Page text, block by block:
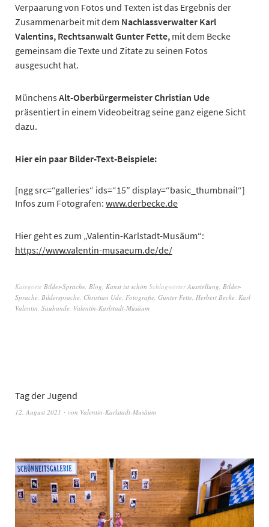
Verpaarung von Fotos und Texten ist das Ergebnis der
Zusammenarbeit mit dem Nachlassverwalter Karl
Valentins, Rechtsanwalt Gunter Fette, mit dem Becke
gemeinsam die Texte und Zitate zu seinen Fotos
ausgesucht hat.
MünchensAlt-Oberbürgermeister Christian Ude
präsentiert in einem Videobeitrag seine ganz eigene Sicht
dazu.
Hier ein paar Bilder-Text-Beispiele:
[ngg src=“galleries“ ids=“15″ display=“basic_thumbnail“]
Infos zum Fotografen: www.derbecke.de
Hier geht es zum „Valentin-Karlstadt-Musäum“:
https://www.valentin-musaeum.de/de/
Kategorie Bilder-Sprache Blog Kunst ist schön SchlagwörterAusstellung Bilder-
Sprache Bildersprache Christian Ude Fotografie Gunter Fette Herbert Becke Karl
Valentin Saubande Valentin-Karlstadt-Musäum
Tag der Jugend
12. August 2021 von Valentin-Karlstadt-Musäum